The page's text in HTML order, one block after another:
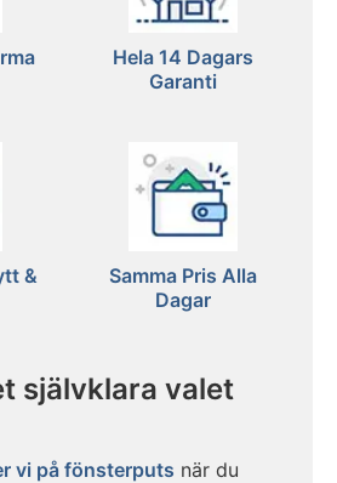
Hela 14 Dagars
Garanti
&
Samma Pris Alla
Dagar
självklara valet
vi på fönsterputs när du